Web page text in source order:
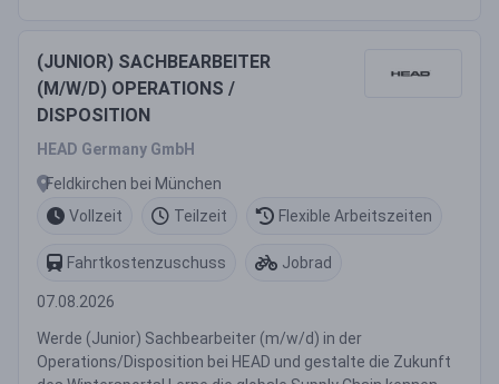
(JUNIOR) SACHBEARBEITER
(M/W/D) OPERATIONS /
DISPOSITION
HEAD Germany GmbH
Feldkirchen bei München
Vollzeit
Teilzeit Flexible Arbeitszeiten
Fahrtkostenzuschuss Jobrad
07.08.2026
Werde (Junior) Sachbearbeiter (m/w/d) in der
Operations/Disposition bei HEAD und gestalte die Zukunft